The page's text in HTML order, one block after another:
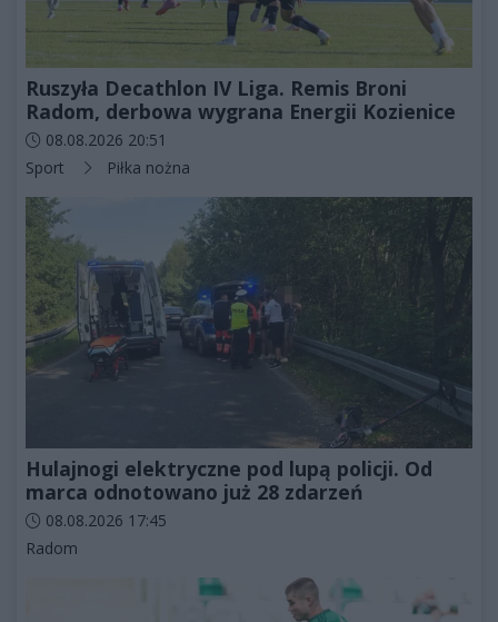
Ruszyła Decathlon IV Liga. Remis Broni
Radom, derbowa wygrana Energii Kozienice
Data dodania artykułu:
08.08.2026 20:51
Kategorie artykułu:
Sport Piłka nożna
Hulajnogi elektryczne pod lupą policji. Od
marca odnotowano już 28 zdarzeń
Data dodania artykułu:
08.08.2026 17:45
Kategorie artykułu:
Radom